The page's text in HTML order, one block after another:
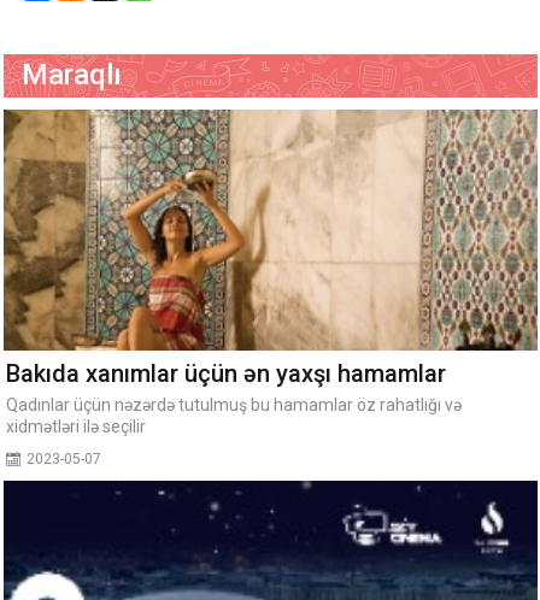
Maraqlı
Bakıda xanımlar üçün ən yaxşı hamamlar
Qadınlar üçün nəzərdə tutulmuş bu hamamlar öz rahatlığı və
xidmətləri ilə seçilir
2023-05-07